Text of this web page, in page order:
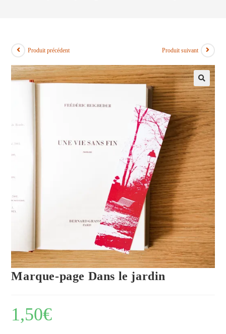
Produit précédent Produit suivant
Marque-page Dans le jardin
1,50€